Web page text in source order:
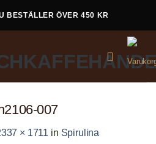
BESTÄLLER ÖVER 450 KR
007
× 1711 in Spirulina